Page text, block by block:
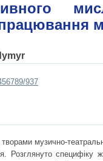
937
музично-
Розглянуто специфіку